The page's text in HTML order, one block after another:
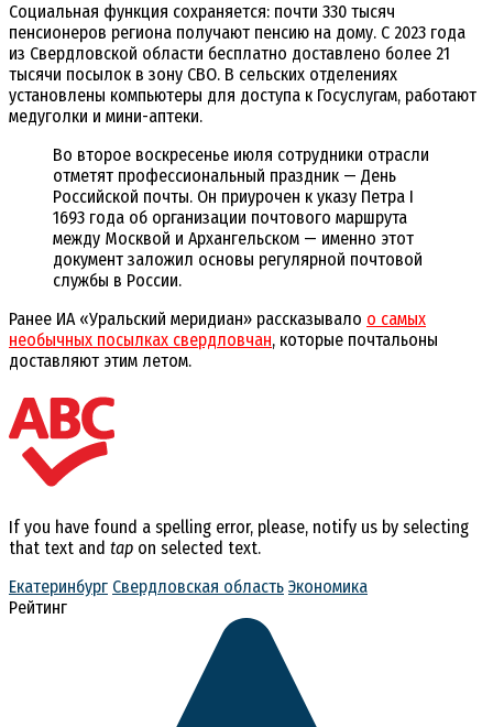
Социальная функция сохраняется: почти 330 тысяч
пенсионеров региона получают пенсию на дому. С 2023 года
из Свердловской области бесплатно доставлено более 21
тысячи посылок в зону СВО. В сельских отделениях
установлены компьютеры для доступа к Госуслугам, работают
медуголки и мини-аптеки.
Во второе воскресенье июля сотрудники отрасли
отметят профессиональный праздник — День
Российской почты. Он приурочен к указу Петра I
1693 года об организации почтового маршрута
между Москвой и Архангельском — именно этот
документ заложил основы регулярной почтовой
службы в России.
Ранее ИА «Уральский меридиан» рассказывало о самых
необычных посылках свердловчан, которые почтальоны
доставляют этим летом.
If you have found a spelling error, please, notify us by selecting
that text and tap on selected text.
Екатеринбург Свердловская область Экономика
Рейтинг